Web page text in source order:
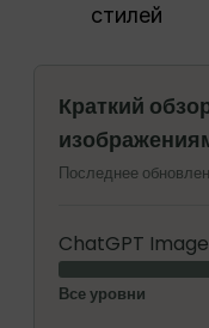
стилей
Краткий
Последнее
ChatGPT
Все уровни